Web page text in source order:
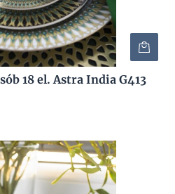
18 el. Astra India G413